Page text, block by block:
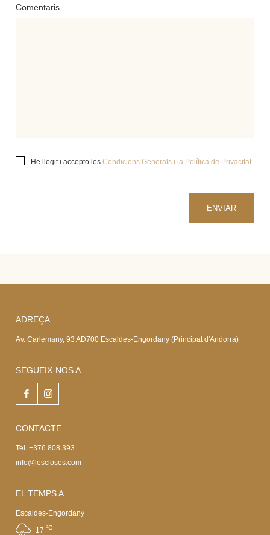
Comentaris
He llegit i accepto les Condicions Generals i la Política de Privacitat
ENVIAR
ADREÇA
Av. Carlemany, 93 AD700 Escaldes-Engordany (Principat d'Andorra)
SEGUEIX-NOS A
CONTACTE
Tel. +376 808 393
info@lescloses.com
EL TEMPS A
Escaldes-Engordany
17 ºC